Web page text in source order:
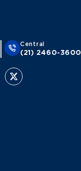
Central
(21) 2460-3600